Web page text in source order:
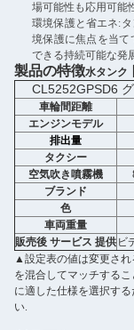
場可能性も応用可能
環境保護と省エネ:
境保護に焦点を当て
できる持続可能な発
製品の特徴水タンク
CL5252GPSD6
車輪間距離
エンジンモデル
排出量
タクシー
空気吹き噴霧機
ブランド
色
車両重量
販売後 サービス 提供 ビ
▲設定表の値は変更され
を混合してマッチする
に適した仕様を選択す
い.